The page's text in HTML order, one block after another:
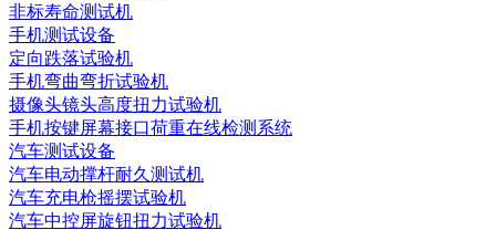
非标寿命测试机
手机测试设备
定向跌落试验机
手机弯曲弯折试验机
摄像头镜头高度扭力试验机
手机按键屏幕接口荷重在线检测系统
汽车测试设备
汽车电动撑杆耐久测试机
汽车充电枪摇摆试验机
汽车中控屏旋钮扭力试验机